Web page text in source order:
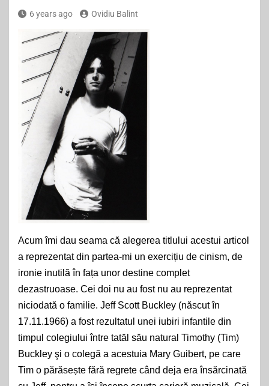
6 years ago Ovidiu Balint
Acum îmi dau seama că alegerea titlului acestui articol
a reprezentat din partea-mi un exercițiu de cinism, de
ironie inutilă în fața unor destine complet
dezastruoase. Cei doi nu au fost nu au reprezentat
niciodată o familie. Jeff Scott Buckley (născut în
17.11.1966) a fost rezultatul unei iubiri infantile din
timpul colegiului între tatăl său natural Timothy (Tim)
Buckley şi o colegă a acestuia Mary Guibert, pe care
Tim o părăsește fără regrete când deja era însărcinată